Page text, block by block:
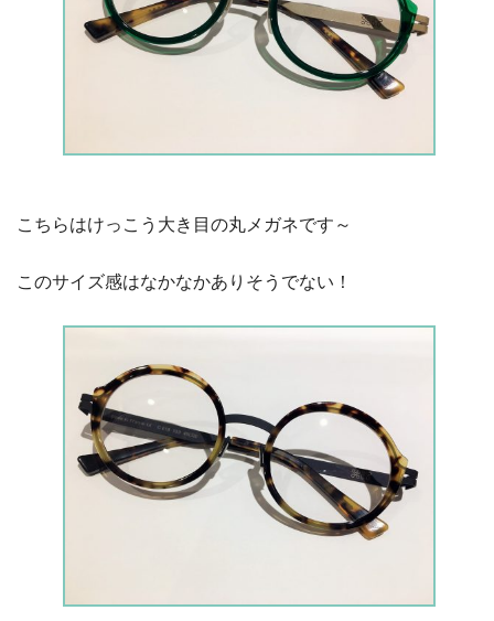
こちらはけっこう大き目の丸メガネです～
このサイズ感はなかなかありそうでない！